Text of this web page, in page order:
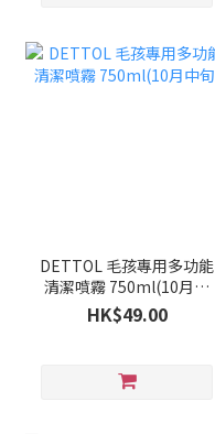
DETTOL 毛孩專用多功能
清潔噴霧 750ml(10月中
旬)
HK$49.00